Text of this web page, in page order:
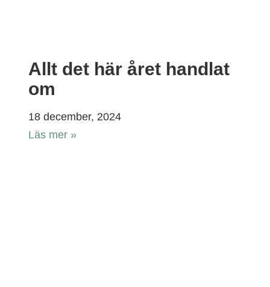
Allt det här året handlat
om
18 december, 2024
Läs mer »